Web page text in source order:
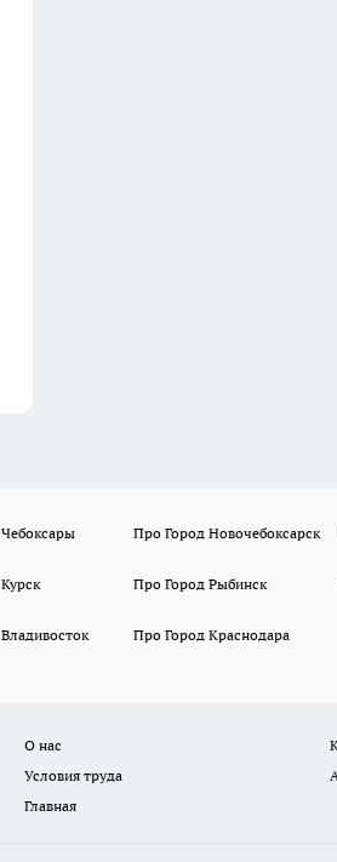
Про Город Новочебоксарск
Про Город Рыбинск
Про Город Краснодара
О нас
Условия труда
Главная